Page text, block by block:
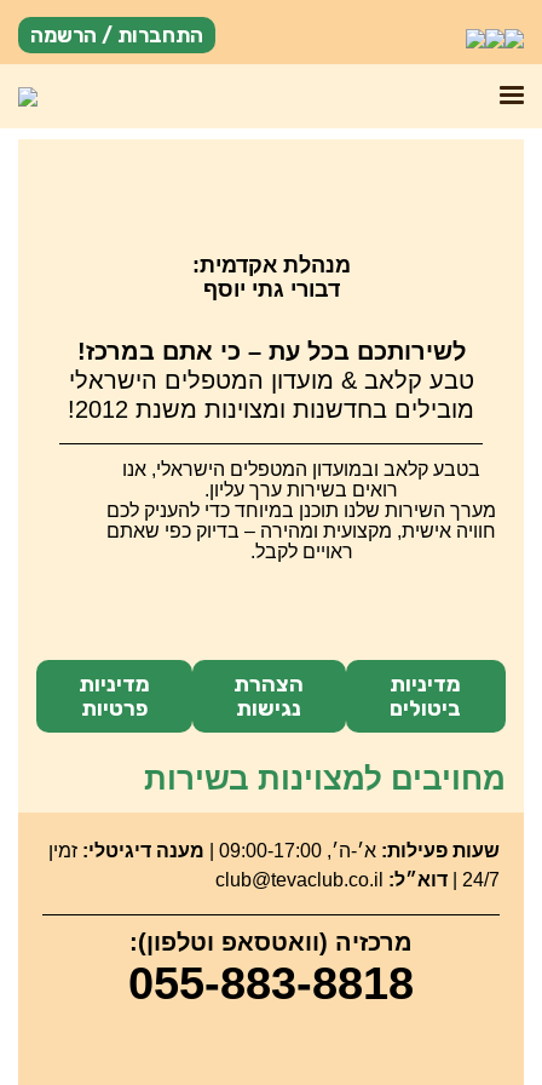
התחברות / הרשמה
מנהלת אקדמית:
דבורי גתי יוסף
לשירותכם בכל עת – כי אתם במרכז!
טבע קלאב & מועדון המטפלים הישראלי
מובילים בחדשנות ומצוינות משנת 2012!
בטבע קלאב ובמועדון המטפלים הישראלי, אנו
רואים בשירות ערך עליון.
מערך השירות שלנו תוכנן במיוחד כדי להעניק לכם
חוויה אישית, מקצועית ומהירה – בדיוק כפי שאתם
ראויים לקבל.
מדיניות
ביטולים
הצהרת
נגישות
מדיניות
פרטיות
מחויבים למצוינות בשירות
שעות פעילות: א׳-ה׳, 09:00-17:00 | מענה דיגיטלי: זמין
24/7 |
דוא״ל:
מרכזיה (וואטסאפ וטלפון):
055-883-8818